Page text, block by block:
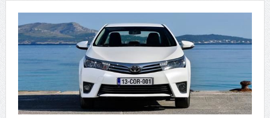
قبل از تماس با تعمیرکار ماشین ظرفشویی وستینگهاوس این موارد را
بررسی کنید
هزینه ایمپلنت دندان در ترکیه 1405 | قیمت، مزایا، معایب و مقایسه با
ایران
محصولات تراست؛ بهترین گزینه برای مراقبت از پوست